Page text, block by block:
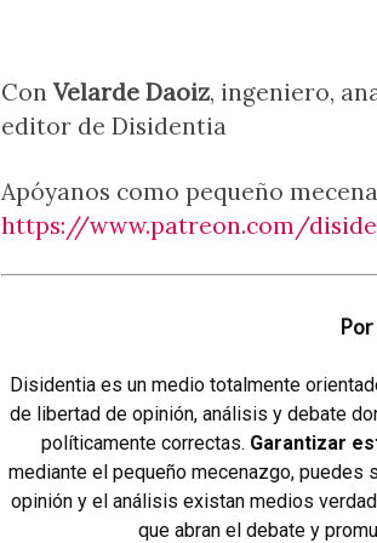
Con Velarde Daoiz, ingeniero,
editor de Disidentia
Apóyanos como pequeño
https://www.patreon.com/
Disidentia es un medio totalmente
de libertad de opinión, análisis y debate
políticamente correctas. Garantizar
mediante el pequeño mecenazgo, puedes
opinión y el análisis existan medios
que abran el debate y